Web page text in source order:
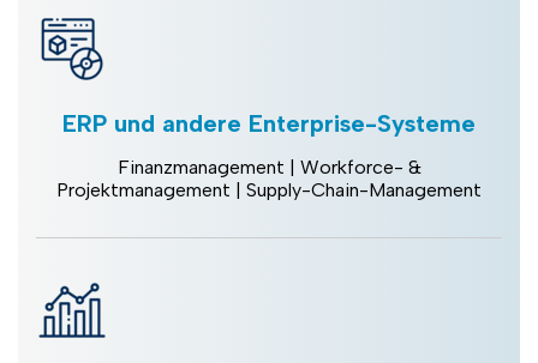
ERP und andere Enterprise-Systeme
Finanzmanagement | Workforce- &
Projektmanagement | Supply-Chain-Management